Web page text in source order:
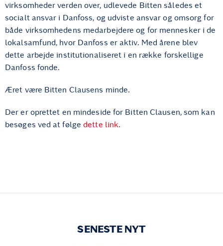
virksomheder verden over, udlevede Bitten således et
socialt ansvar i Danfoss, og udviste ansvar og omsorg for
både virksomhedens medarbejdere og for mennesker i de
lokalsamfund, hvor Danfoss er aktiv. Med årene blev
dette arbejde institutionaliseret i en række forskellige
Danfoss fonde.
Æret være Bitten Clausens minde.
Der er oprettet en mindeside for Bitten Clausen, som kan
besøges ved at følgedette link.
SENESTE NYT